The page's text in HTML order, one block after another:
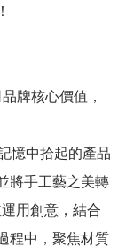
牌核心價值，
憶中拾起的產品
將手工藝之美轉
用創意，結合
程中，聚焦材質